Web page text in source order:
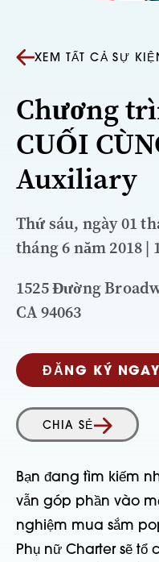
XEM TẤT CẢ SỰ
Chương
CUỐI
Auxiliary
Thứ sáu, ngày 01
tháng 6 năm 2018 |
1525 Đường
CA 94063
ĐĂNG KÝ NGAY
CHIA SẺ
Bạn đang tìm kiếm
vẫn góp phần vào
nghiệm mua sắm
Phụ nữ Charter sẽ